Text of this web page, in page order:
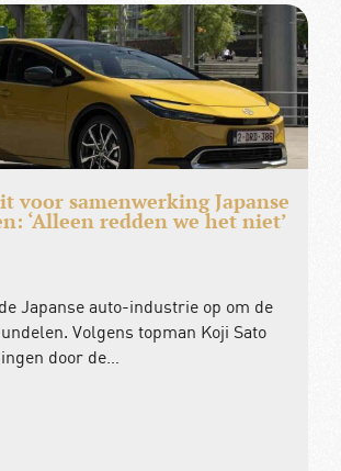
voor samenwerking Japanse
‘Alleen redden we het niet’
Japanse auto-industrie op om de
Volgens topman Koji Sato
door de…